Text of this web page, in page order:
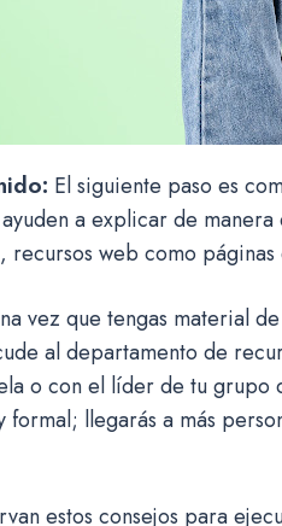
El siguiente paso es
a explicar de
recursos web como
vez que tengas material
al departamento de
o con el líder de tu grupo
formal; llegarás a más
estos consejos para